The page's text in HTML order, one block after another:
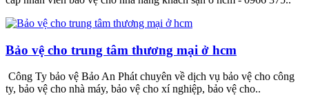
Bảo vệ cho trung tâm thương mại ở hcm
Công Ty bảo vệ Bảo An Phát chuyên về dịch vụ bảo vệ cho công
ty, bảo vệ cho nhà máy, bảo vệ cho xí nghiệp, bảo vệ cho..